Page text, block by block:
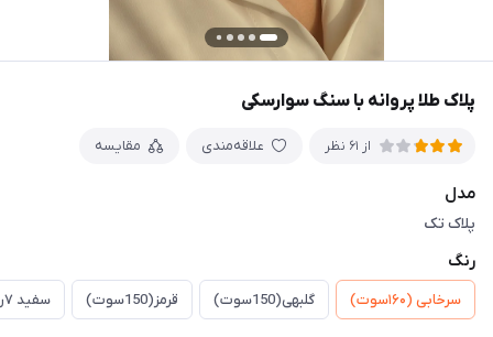
پلاک طلا پروانه با سنگ سوارسکی
از 61 نظر علاقه‌مندی مقایسه
مدل
پلاک تک
رنگ
سرخابی (۱۶۰سوت) گلبهی(150سوت) قرمز(150سوت) سفید ۷رنگ(150سوت)